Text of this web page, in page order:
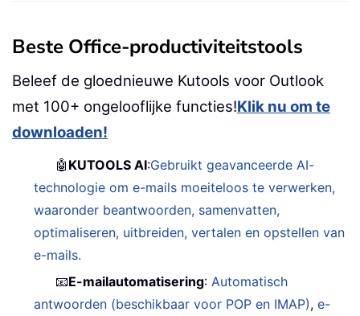
Beste Office-productiviteitstools
Beleef de gloednieuwe Kutools voor Outlook
met 100+ ongelooflijke functies!Klik nu om te
downloaden!
🤖 KUTOOLS AI:Gebruikt geavanceerde AI-
technologie om e-mails moeiteloos te verwerken,
waaronder beantwoorden, samenvatten,
optimaliseren, uitbreiden, vertalen en opstellen van
e-mails.
📧E-mailautomatisering:Automatisch
antwoorden (beschikbaar voor POP en IMAP),e-